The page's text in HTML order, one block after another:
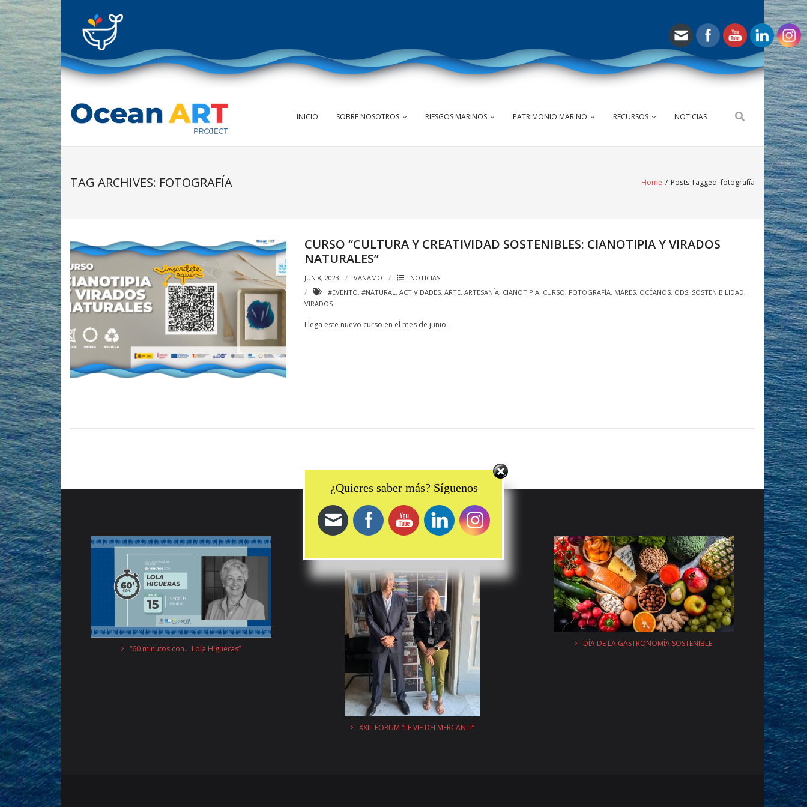
to
content
INICIO SOBRE NOSOTROS RIESGOS MARINOS PATRIMONIO MARINO RECURSOS NOTICIAS
TAG ARCHIVES: FOTOGRAFÍA Home / Posts Tagged:fotografía
CURSO “CULTURA Y CREATIVIDAD SOSTENIBLES: CIANOTIPIA Y VIRADOS
NATURALES”
JUN 8, 2023 VANAMO
NOTICIAS
#EVENTO, #NATURAL, ACTIVIDADES, ARTE, ARTESANÍA, CIANOTIPIA, CURSO, FOTOGRAFÍA, MARES, OCÉANOS, ODS, SOSTENIBILIDAD,
VIRADOS
Llega este nuevo curso en el mes de junio.
“60 minutos con… Lola Higueras”
XXIII FORUM “LE VIE DEI MERCANTI”
DÍA DE LA GASTRONOMÍA SOSTENIBLE
¿Quieres saber más? Síguenos
Set Youtube Channel ID